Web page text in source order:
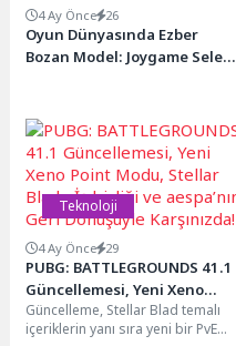
4 Ay Önce 26
Oyun Dünyasında Ezber
Bozan Model: Joygame Select
Teknoloji
4 Ay Önce 29
PUBG: BATTLEGROUNDS 41.1
Güncellemesi, Yeni Xeno
Point Modu, Stellar Blade İş
birliği ve aespa’nın Geri
Güncelleme, Stellar Blad temalı
içeriklerin yanı sıra yeni bir PvE